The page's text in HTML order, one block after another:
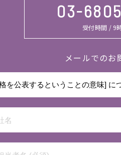
03-
受付時間 / 9
メールでのお